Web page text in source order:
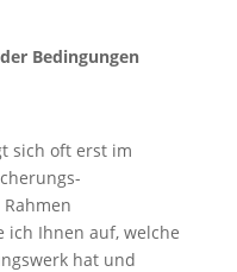
Bedingungen
sich oft erst im
ich Ihnen auf, welche
hat und